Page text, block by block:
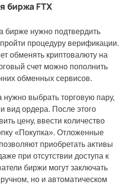
биржа FTX
бирже нужно подтвердить
процедуру верификации.
обменять криптовалюту на
счет можно пополнить
обменных сервисов.
нужно выбрать торговую пару,
и вид ордера. После этого
цену, ввести количество
«Покупка». Отложенные
приобретать активы
при отсутствии доступа к
биржи могут заключать
но и автоматическом